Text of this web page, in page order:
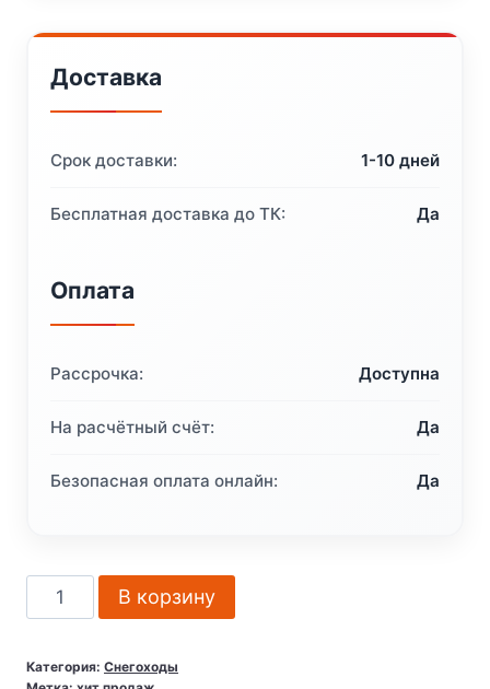
Доставка
Срок доставки: 1-10 дней
Бесплатная доставка до ТК: Да
Оплата
Рассрочка: Доступна
На расчётный счёт: Да
Безопасная оплата онлайн: Да
Количество
товара
Стелс
В корзину
Категория: Снегоходы